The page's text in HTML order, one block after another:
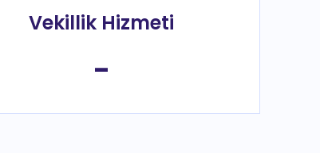
Vekillik Hizmeti
-